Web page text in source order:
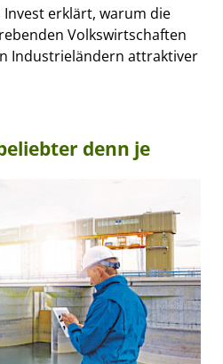
Invest erklärt, warum die
Volkswirtschaften
Industrieländern attraktiver
denn je